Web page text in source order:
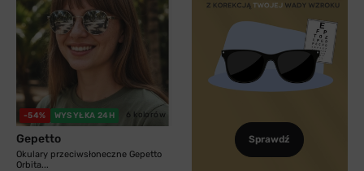
-54% WYSYŁKA 24H 6 kolorów
Gepetto
Okulary przeciwsłoneczne Gepetto
Orbita...
Sprawdź